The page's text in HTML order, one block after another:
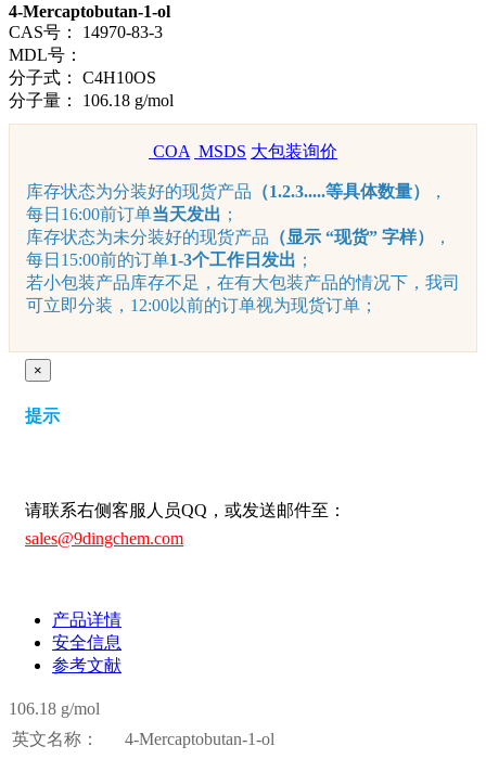
4-Mercaptobutan-1-ol
CAS号：
14970-83-3
MDL号：
分子式：
C4H10OS
分子量：
106.18 g/mol
COA MSDS 大包装询价
库存状态为分装好的现货产品 （1.2.3.....等具体数量）
，
每日16:00前订单当天发出 ；
库存状态为未分装好的现货产品 （显示 “现货” 字样）
，
每日15:00前的订单1-3个工作日发出 ；
若小包装产品库存不足，在有大包装产品的情况下，我司
可立即分装，12:00以前的订单视为现货订单；
×
提示
请联系右侧客服人员QQ，或发送邮件至：
sales@9dingchem.com
产品详情
安全信息
参考文献
106.18 g/mol
英文名称：
4-Mercaptobutan-1-ol